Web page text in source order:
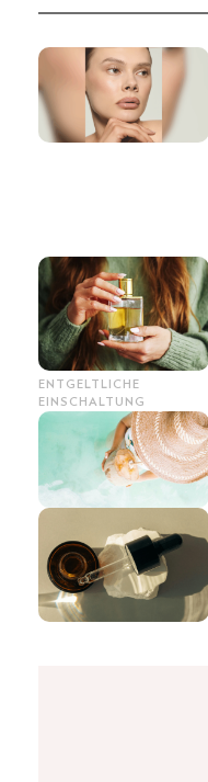
ENTGELTLICHE
EINSCHALTUNG